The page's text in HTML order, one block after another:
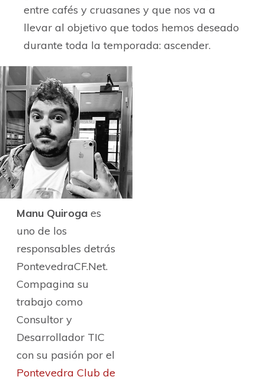
entre cafés y cruasanes y que nos va a
llevar al objetivo que todos hemos deseado
durante toda la temporada: ascender.
Manu Quirogaes
uno de los
responsables detrás
PontevedraCF.Net.
Compagina su
trabajo como
Consultor y
Desarrollador TIC
con su pasión por el
Pontevedra Club de